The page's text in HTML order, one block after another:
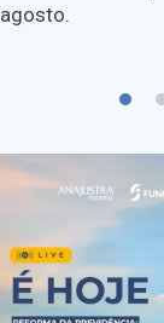
agosto.